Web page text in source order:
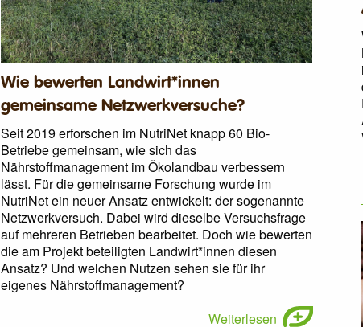
Wie bewerten Landwirt*innen
gemeinsame Netzwerkversuche?
Seit 2019 erforschen im NutriNet knapp 60 Bio-
Betriebe gemeinsam, wie sich das
Nährstoffmanagement im Ökolandbau verbessern
lässt. Für die gemeinsame Forschung wurde im
NutriNet ein neuer Ansatz entwickelt: der sogenannte
Netzwerkversuch. Dabei wird dieselbe Versuchsfrage
auf mehreren Betrieben bearbeitet. Doch wie bewerten
die am Projekt beteiligten Landwirt*innen diesen
Ansatz? Und welchen Nutzen sehen sie für ihr
eigenes Nährstoffmanagement?
Weiterlesen